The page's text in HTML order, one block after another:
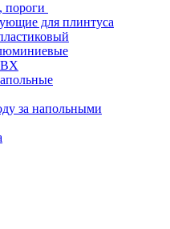
пороги
для плинтуса
за напольными